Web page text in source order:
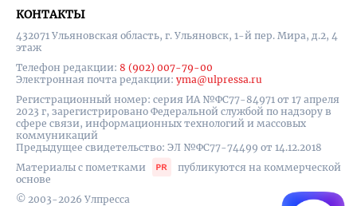
КОНТАКТЫ
432071 Ульяновская область, г. Ульяновск, 1-й пер. Мира, д.2, 4
этаж
Телефон редакции: 8 (902) 007-79-00
Электронная почта редакции: yma@ulpressa.ru
Регистрационный номер: серия ИА №ФС77-84971 от 17 апреля
2023 г, зарегистрировано Федеральной службой по надзору в
сфере связи, информационных технологий и массовых
коммуникаций
Предыдущее свидетельство: ЭЛ №ФС77-74499 от 14.12.2018
Материалы с пометками
публикуются на коммерческой
основе
© 2003-2026 Улпресса